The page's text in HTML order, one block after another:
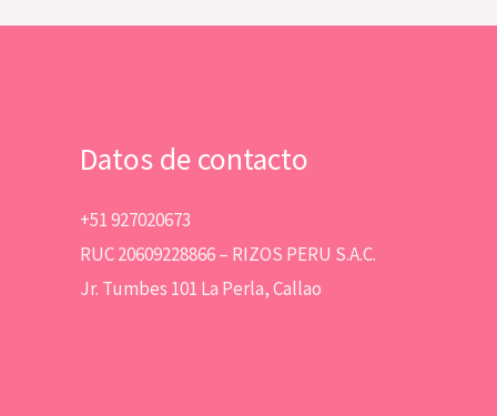
Datos de contacto
+51 927020673
RUC 20609228866 – RIZOS PERU S.A.C.
Jr. Tumbes 101 La Perla, Callao